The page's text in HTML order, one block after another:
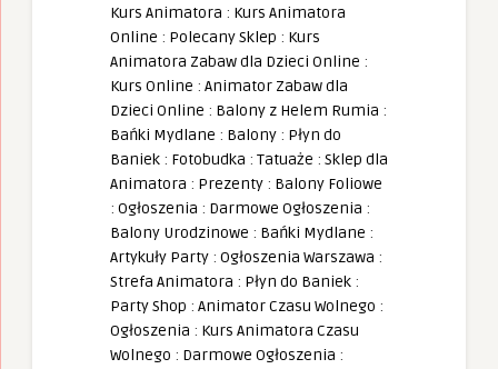
Kurs Animatora : Kurs Animatora
Online : Polecany Sklep : Kurs
Animatora Zabaw dla Dzieci Online :
Kurs Online : Animator Zabaw dla
Dzieci Online : Balony z Helem Rumia :
Bańki Mydlane : Balony : Płyn do
Baniek : Fotobudka : Tatuaże : Sklep dla
Animatora : Prezenty : Balony Foliowe
: Ogłoszenia : Darmowe Ogłoszenia :
Balony Urodzinowe : Bańki Mydlane :
Artykuły Party : Ogłoszenia Warszawa :
Strefa Animatora : Płyn do Baniek :
Party Shop : Animator Czasu Wolnego :
Ogłoszenia : Kurs Animatora Czasu
Wolnego : Darmowe Ogłoszenia :